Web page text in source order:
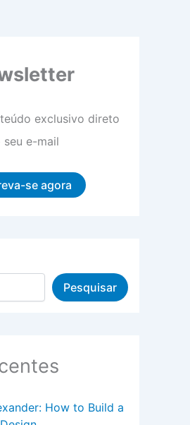
exclusivo direto
seu e-mail
se agora
Pesquisar
How to Build a